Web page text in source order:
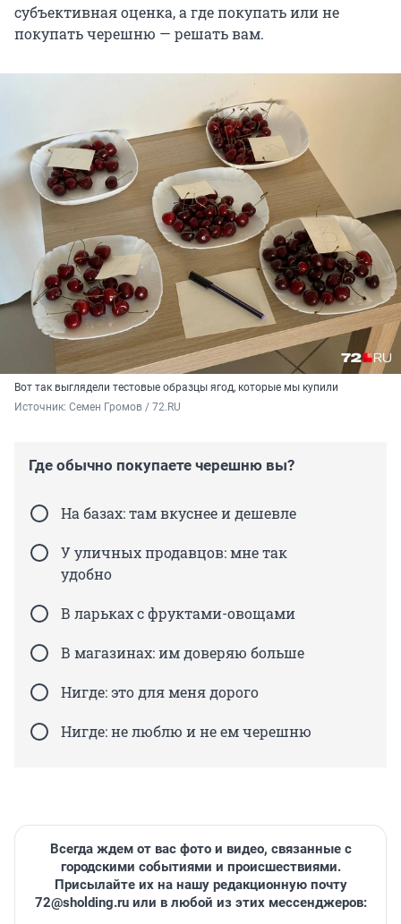
субъективная оценка, а где покупать или не
покупать черешню — решать вам.
Вот так выглядели тестовые образцы ягод, которые мы купили
Источник: Семен Громов / 72.RU
Где обычно покупаете черешню вы?
На базах: там вкуснее и дешевле
У уличных продавцов: мне так
удобно
В ларьках с фруктами-овощами
В магазинах: им доверяю больше
Нигде: это для меня дорого
Нигде: не люблю и не ем черешню
Всегда ждем от вас фото и видео, связанные с
городскими событиями и происшествиями.
Присылайте их на нашу редакционную почту
72@sholding.ruили в любой из этих мессенджеров: